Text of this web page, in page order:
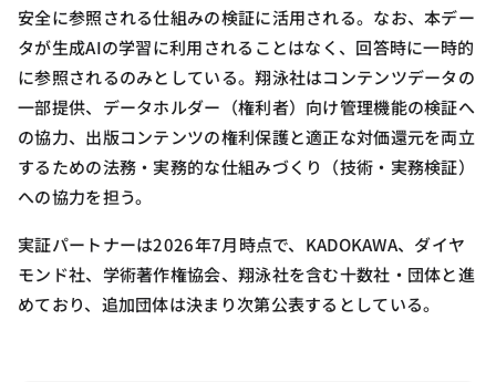
安全に参照される仕組みの検証に活用される。なお、本デー
タが生成AIの学習に利用されることはなく、回答時に一時的
に参照されるのみとしている。翔泳社はコンテンツデータの
一部提供、データホルダー（権利者）向け管理機能の検証へ
の協力、出版コンテンツの権利保護と適正な対価還元を両立
するための法務・実務的な仕組みづくり（技術・実務検証）
への協力を担う。
実証パートナーは2026年7月時点で、KADOKAWA、ダイヤ
モンド社、学術著作権協会、翔泳社を含む十数社・団体と進
めており、追加団体は決まり次第公表するとしている。